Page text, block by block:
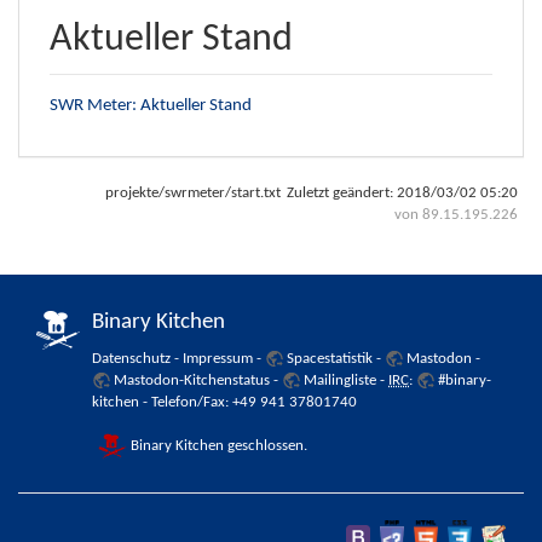
Aktueller Stand
SWR Meter: Aktueller Stand
projekte/swrmeter/start.txt Zuletzt geändert: 2018/03/02 05:20
von 89.15.195.226
Binary Kitchen
Datenschutz - Impressum - Spacestatistik - Mastodon -
Mastodon-Kitchenstatus - Mailingliste - IRC:
#binary-
kitchen - Telefon/Fax: +49 941 37801740
Binary Kitchen geschlossen.